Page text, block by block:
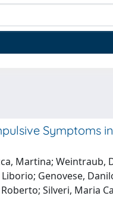
Symptoms
Martina; Weintraub,
Genovese,
Silveri, Maria